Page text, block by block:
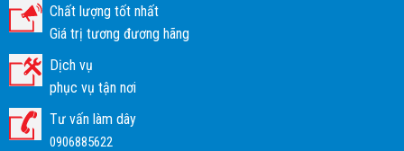
Chất lượng tốt nhất
Giá trị tương đương hãng
Dịch vụ
phục vụ tận nơi
Tư vấn làm dây
0906885622